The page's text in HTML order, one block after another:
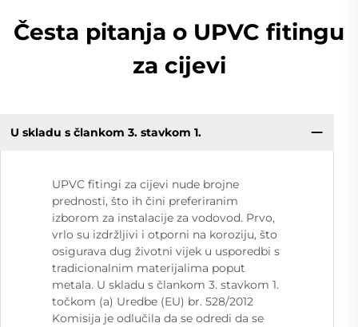
Česta pitanja o UPVC fitingu
za cijevi
U skladu s člankom 3. stavkom 1.
UPVC fitingi za cijevi nude brojne
prednosti, što ih čini preferiranim
izborom za instalacije za vodovod. Prvo,
vrlo su izdržljivi i otporni na koroziju, što
osigurava dug životni vijek u usporedbi s
tradicionalnim materijalima poput
metala. U skladu s člankom 3. stavkom 1.
točkom (a) Uredbe (EU) br. 528/2012
Komisija je odlučila da se odredi da se